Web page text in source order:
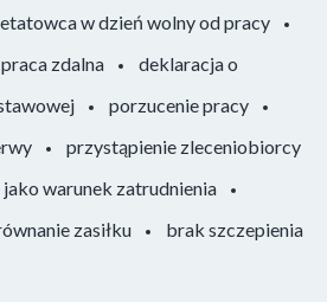
w dzień wolny od pracy
praca zdalna
deklaracja o
porzucenie pracy
przystąpienie zleceniobiorcy
warunek zatrudnienia
zasiłku
brak szczepienia